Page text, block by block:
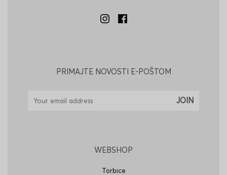
PRIMAJTE NOVOSTI E-POŠTOM
WEBSHOP
Torbice